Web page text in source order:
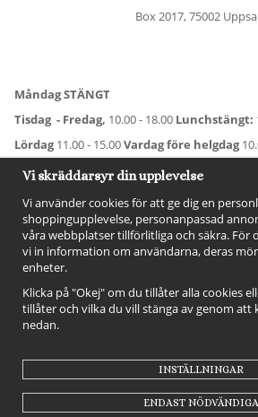
Box 2017, 75002
Måndag STÄNGT
Tisdag - Fredag, 10.00 - 18.00 Lunchstängt:
Lördag11.00 - 15.00Vardag före helgdag
För avvikande öppettider:Titta här
Vi skräddarsyr din upplevelse
Vi använder cookies för att ge dig en
shoppingupplevelse, personanpassad
våra webbplatser tillförlitliga och säkra. För
vi in information om användarna, deras
enheter.
Klicka på "Okej" om du tillåter alla cookies
tillåter och vilka du vill stänga av genom att
nedan.
INSTÄLLNINGAR
ENDAST NÖDVÄNDIGA